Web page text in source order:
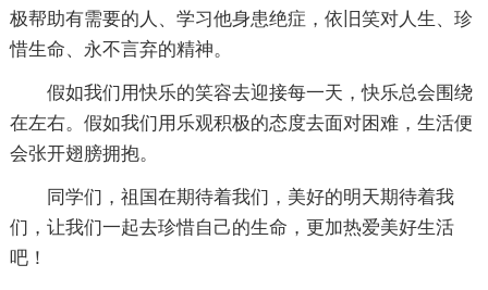
极帮助有需要的人、学习他身患绝症，依旧笑对人生、珍
惜生命、永不言弃的精神。
假如我们用快乐的笑容去迎接每一天，快乐总会围绕
在左右。假如我们用乐观积极的态度去面对困难，生活便
会张开翅膀拥抱。
同学们，祖国在期待着我们，美好的明天期待着我
们，让我们一起去珍惜自己的生命，更加热爱美好生活
吧！